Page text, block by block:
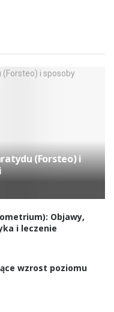
(Forsteo) i
Objawy,
i leczenie
wzrost poziomu